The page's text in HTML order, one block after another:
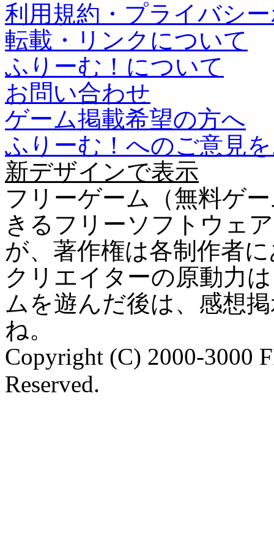
利用規約・プライバシ
転載・リンクについて
ふりーむ！について
お問い合わせ
ゲーム掲載希望の方へ
ふりーむ！へのご意見
新デザインで表示
フリーゲーム（無料ゲ
きるフリーソフトウェ
が、著作権は各制作者
クリエイターの原動力
ムを遊んだ後は、感想
ね。
Copyright (C) 2000-3000
Reserved.